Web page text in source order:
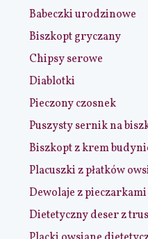
Babeczki urodzinowe
Biszkopt gryczany
Chipsy serowe
Diablotki
Pieczony czosnek
Puszysty sernik na
Biszkopt z krem
Placuszki z płatków
Dewolaje z
Dietetyczny deser z